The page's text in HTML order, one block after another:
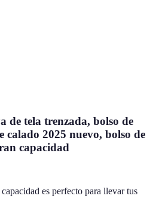
de tela trenzada, bolso de
calado 2025 nuevo, bolso de
capacidad
es perfecto para llevar tus